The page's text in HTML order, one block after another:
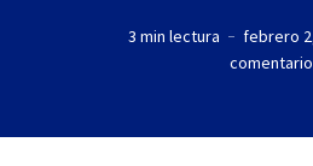
3 min lectura febrero
comentario